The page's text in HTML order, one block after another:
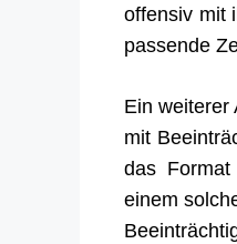
offensiv mit
passende
Ein weiterer
mit
das Format
einem